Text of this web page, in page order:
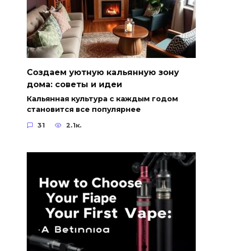
Создаем уютную кальянную зону
дома: советы и идеи
Кальянная культура с каждым годом
становится все популярнее
31 2.1к.